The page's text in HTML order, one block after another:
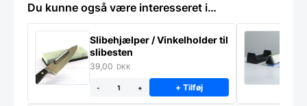
Du kunne også være interesseret i…
Slibehjælper / Vinkelholder til
slibesten
39,00 DKK
- + + Tilføj